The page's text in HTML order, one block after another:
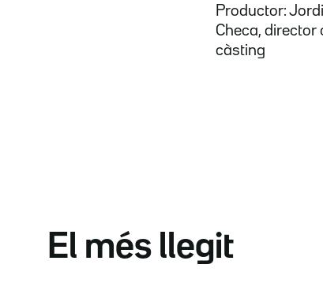
Productor:
Checa, director
càsting
El més llegit